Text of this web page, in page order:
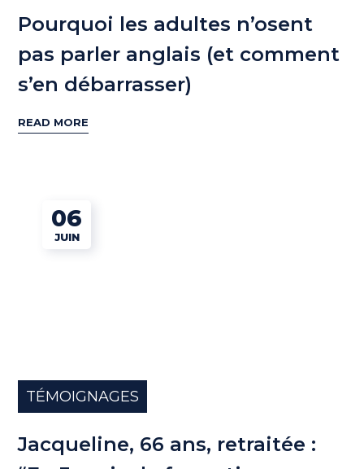
Pourquoi les adultes n’osent
pas parler anglais (et comment
s’en débarrasser)
READ MORE
06
JUIN
TÉMOIGNAGES
Jacqueline, 66 ans, retraitée :